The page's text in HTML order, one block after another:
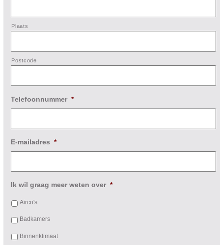
Plaats
Postcode
Telefoonnummer *
E-mailadres *
Ik wil graag meer weten over *
Airco's
Badkamers
Binnenklimaat